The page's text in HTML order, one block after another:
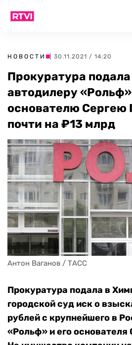
НОВОСТИ | 30.11.2021 / 14:20
Прокуратура
автодилеру «Рольф»
основателю Сергею
почти на ₽13 млрд
Антон Ваганов / ТАСС
Прокуратура подала в
городской суд иск о
рублей с крупнейшего в
«Рольф» и его основателя